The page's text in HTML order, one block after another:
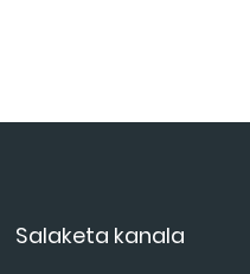
Salaketa kanala